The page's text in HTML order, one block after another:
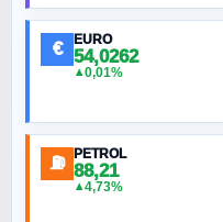
MURAT ÖZKAN
NURETTIN
€ EURO
54,0262
▲0,01%
⛽ PETROL
88,21
▲4,73%